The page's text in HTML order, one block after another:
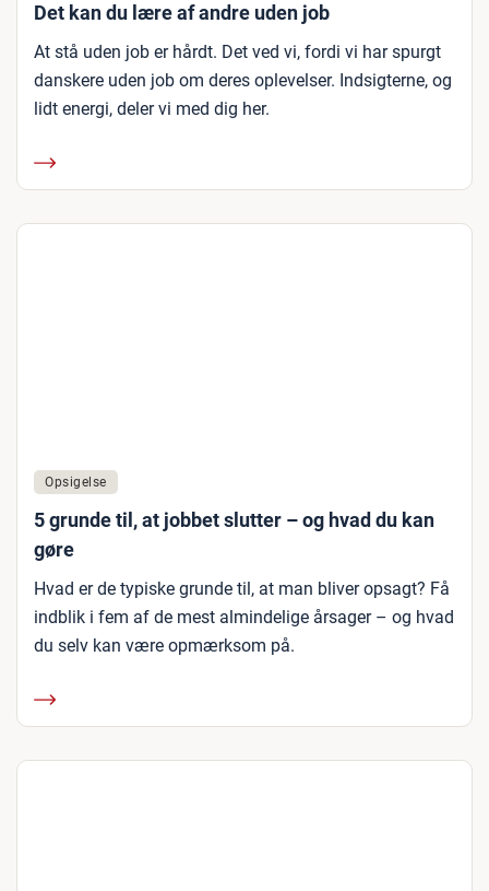
Det kan du lære af andre uden job
At stå uden job er hårdt. Det ved vi, fordi vi har spurgt
danskere uden job om deres oplevelser. Indsigterne, og
lidt energi, deler vi med dig her.
Opsigelse
5 grunde til, at jobbet slutter – og hvad du kan
gøre
Hvad er de typiske grunde til, at man bliver opsagt? Få
indblik i fem af de mest almindelige årsager – og hvad
du selv kan være opmærksom på.